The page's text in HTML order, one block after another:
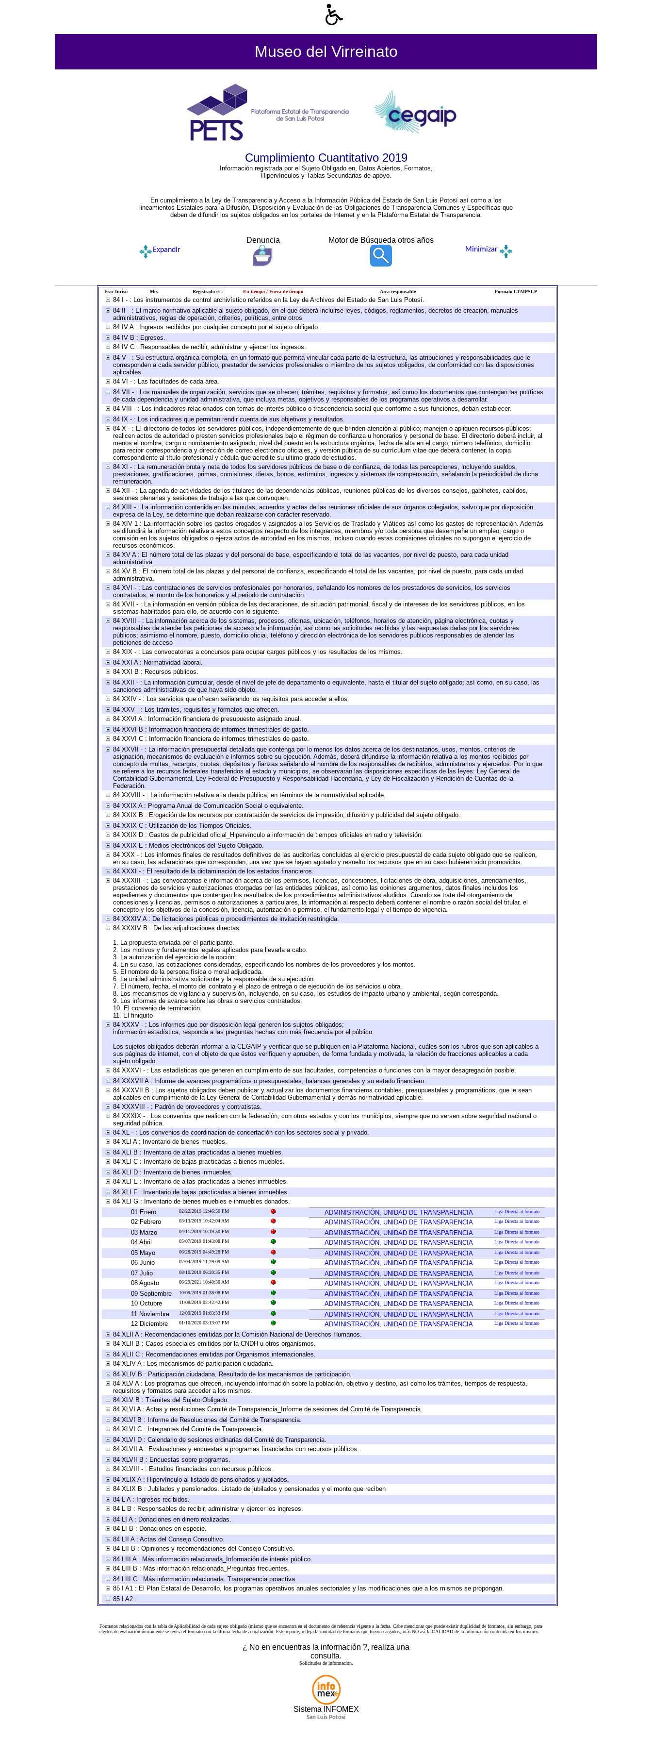
Museo del Virreinato
Cumplimiento Cuantitativo 2019
Información registrada por el Sujeto Obligado en, Datos Abiertos, Formatos,
Hipervínculos y Tablas Secundarias de apoyo.
En cumplimiento a la Ley de Transparencia y Acceso a la Información Pública del Estado de San Luis Potosí así como a los
lineamientos Estatales para la Difusión, Disposición y Evaluación de las Obligaciones de Transparencia Comunes y Específicas que
deben de difundir los sujetos obligados en los portales de Internet y en la Plataforma Estatal de Transparencia.
Denuncia Motor de Búsqueda otros años
Expandir Minimizar
Frac-Inciso Mes Registrado el : En tiempo / Fuera de tiempo Area responsable Formato LTAIPSLP
84 I - : Los instrumentos de control archivístico referidos en la Ley de Archivos del Estado de San Luis Potosí.
84 II - : El marco normativo aplicable al sujeto obligado, en el que deberá incluirse leyes, códigos, reglamentos, decretos de creación, manuales
administrativos, reglas de operación, criterios, políticas, entre otros
84 IV A : Ingresos recibidos por cualquier concepto por el sujeto obligado.
84 IV B : Egresos.
84 IV C : Responsables de recibir, administrar y ejercer los ingresos.
84 V - : Su estructura orgánica completa, en un formato que permita vincular cada parte de la estructura, las atribuciones y responsabilidades que le
corresponden a cada servidor público, prestador de servicios profesionales o miembro de los sujetos obligados, de conformidad con las disposiciones
aplicables.
84 VI - : Las facultades de cada área.
84 VII - : Los manuales de organización, servicios que se ofrecen, trámites, requisitos y formatos, así como los documentos que contengan las políticas
de cada dependencia y unidad administrativa, que incluya metas, objetivos y responsables de los programas operativos a desarrollar.
84 VIII - : Los indicadores relacionados con temas de interés público o trascendencia social que conforme a sus funciones, deban establecer.
84 IX - : Los indicadores que permitan rendir cuenta de sus objetivos y resultados.
84 X - : El directorio de todos los servidores públicos, independientemente de que brinden atención al público; manejen o apliquen recursos públicos;
realicen actos de autoridad o presten servicios profesionales bajo el régimen de confianza u honorarios y personal de base. El directorio deberá incluir, al
menos el nombre, cargo o nombramiento asignado, nivel del puesto en la estructura orgánica, fecha de alta en el cargo, número telefónico, domicilio
para recibir correspondencia y dirección de correo electrónico oficiales, y versión pública de su currículum vitae que deberá contener, la copia
correspondiente al título profesional y cédula que acredite su ultimo grado de estudios.
84 XI - : La remuneración bruta y neta de todos los servidores públicos de base o de confianza, de todas las percepciones, incluyendo sueldos,
prestaciones, gratificaciones, primas, comisiones, dietas, bonos, estímulos, ingresos y sistemas de compensación, señalando la periodicidad de dicha
remuneración.
84 XII - : La agenda de actividades de los titulares de las dependencias públicas, reuniones públicas de los diversos consejos, gabinetes, cabildos,
sesiones plenarias y sesiones de trabajo a las que convoquen.
84 XIII - : La información contenida en las minutas, acuerdos y actas de las reuniones oficiales de sus órganos colegiados, salvo que por disposición
expresa de la Ley, se determine que deban realizarse con carácter reservado.
84 XIV 1 : La información sobre los gastos erogados y asignados a los Servicios de Traslado y Viáticos así como los gastos de representación. Además
se difundirá la información relativa a estos conceptos respecto de los integrantes, miembros y/o toda persona que desempeñe un empleo, cargo o
comisión en los sujetos obligados o ejerza actos de autoridad en los mismos, incluso cuando estas comisiones oficiales no supongan el ejercicio de
recursos económicos.
84 XV A : El número total de las plazas y del personal de base, especificando el total de las vacantes, por nivel de puesto, para cada unidad
administrativa.
84 XV B : El número total de las plazas y del personal de confianza, especificando el total de las vacantes, por nivel de puesto, para cada unidad
administrativa.
84 XVI - : Las contrataciones de servicios profesionales por honorarios, señalando los nombres de los prestadores de servicios, los servicios
contratados, el monto de los honorarios y el periodo de contratación.
84 XVII - : La información en versión pública de las declaraciones, de situación patrimonial, fiscal y de intereses de los servidores públicos, en los
sistemas habilitados para ello, de acuerdo con lo siguiente.
84 XVIII - : La información acerca de los sistemas, procesos, oficinas, ubicación, teléfonos, horarios de atención, página electrónica, cuotas y
responsables de atender las peticiones de acceso a la información, así como las solicitudes recibidas y las respuestas dadas por los servidores
públicos; asimismo el nombre, puesto, domicilio oficial, teléfono y dirección electrónica de los servidores públicos responsables de atender las
peticiones de acceso
84 XIX - : Las convocatorias a concursos para ocupar cargos públicos y los resultados de los mismos.
84 XXI A : Normatividad laboral.
84 XXI B : Recursos públicos.
84 XXII - : La información curricular, desde el nivel de jefe de departamento o equivalente, hasta el titular del sujeto obligado; así como, en su caso, las
sanciones administrativas de que haya sido objeto.
84 XXIV - : Los servicios que ofrecen señalando los requisitos para acceder a ellos.
84 XXV - : Los trámites, requisitos y formatos que ofrecen.
84 XXVI A : Información financiera de presupuesto asignado anual.
84 XXVI B : Información financiera de informes trimestrales de gasto.
84 XXVI C : Información financiera de informes trimestrales de gasto.
84 XXVII - : La información presupuestal detallada que contenga por lo menos los datos acerca de los destinatarios, usos, montos, criterios de
asignación, mecanismos de evaluación e informes sobre su ejecución. Además, deberá difundirse la información relativa a los montos recibidos por
concepto de multas, recargos, cuotas, depósitos y fianzas señalando el nombre de los responsables de recibirlos, administrarlos y ejercerlos. Por lo que
se refiere a los recursos federales transferidos al estado y municipios, se observarán las disposiciones específicas de las leyes: Ley General de
Contabilidad Gubernamental, Ley Federal de Presupuesto y Responsabilidad Hacendaria, y Ley de Fiscalización y Rendición de Cuentas de la
Federación.
84 XXVIII - : La información relativa a la deuda pública, en términos de la normatividad aplicable.
84 XXIX A : Programa Anual de Comunicación Social o equivalente.
84 XXIX B : Erogación de los recursos por contratación de servicios de impresión, difusión y publicidad del sujeto obligado.
84 XXIX C : Utilización de los Tiempos Oficiales.
84 XXIX D : Gastos de publicidad oficial_Hipervínculo a información de tiempos oficiales en radio y televisión.
84 XXIX E : Medios electrónicos del Sujeto Obligado.
84 XXX - : Los informes finales de resultados definitivos de las auditorías concluidas al ejercicio presupuestal de cada sujeto obligado que se realicen,
en su caso, las aclaraciones que correspondan; una vez que se hayan agotado y resuelto los recursos que en su caso hubieren sido promovidos.
84 XXXI - : El resultado de la dictaminación de los estados financieros.
84 XXXIII - : Las convocatorias e información acerca de los permisos, licencias, concesiones, licitaciones de obra, adquisiciones, arrendamientos,
prestaciones de servicios y autorizaciones otorgadas por las entidades públicas, así como las opiniones argumentos, datos finales incluidos los
expedientes y documentos que contengan los resultados de los procedimientos administrativos aludidos. Cuando se trate del otorgamiento de
concesiones y licencias, permisos o autorizaciones a particulares, la información al respecto deberá contener el nombre o razón social del titular, el
concepto y los objetivos de la concesión, licencia, autorización o permiso, el fundamento legal y el tiempo de vigencia.
84 XXXIV A : De licitaciones públicas o procedimientos de invitación restringida.
84 XXXIV B : De las adjudicaciones directas:
1. La propuesta enviada por el participante.
2. Los motivos y fundamentos legales aplicados para llevarla a cabo.
3. La autorización del ejercicio de la opción.
4. En su caso, las cotizaciones consideradas, especificando los nombres de los proveedores y los montos.
5. El nombre de la persona física o moral adjudicada.
6. La unidad administrativa solicitante y la responsable de su ejecución.
7. El número, fecha, el monto del contrato y el plazo de entrega o de ejecución de los servicios u obra.
8. Los mecanismos de vigilancia y supervisión, incluyendo, en su caso, los estudios de impacto urbano y ambiental, según corresponda.
9. Los informes de avance sobre las obras o servicios contratados.
10. El convenio de terminación.
11. El finiquito
84 XXXV - : Los informes que por disposición legal generen los sujetos obligados;
información estadística, responda a las preguntas hechas con más frecuencia por el público.
Los sujetos obligados deberán informar a la CEGAIP y verificar que se publiquen en la Plataforma Nacional, cuáles son los rubros que son aplicables a
sus páginas de internet, con el objeto de que éstos verifiquen y aprueben, de forma fundada y motivada, la relación de fracciones aplicables a cada
sujeto obligado.
84 XXXVI - : Las estadísticas que generen en cumplimiento de sus facultades, competencias o funciones con la mayor desagregación posible.
84 XXXVII A : Informe de avances programáticos o presupuestales, balances generales y su estado financiero.
84 XXXVII B : Los sujetos obligados deben publicar y actualizar los documentos financieros contables, presupuestales y programáticos, que le sean
aplicables en cumplimiento de la Ley General de Contabilidad Gubernamental y demás normatividad aplicable.
84 XXXVIII - : Padrón de proveedores y contratistas.
84 XXXIX - : Los convenios que realicen con la federación, con otros estados y con los municipios, siempre que no versen sobre seguridad nacional o
seguridad pública.
84 XL - : Los convenios de coordinación de concertación con los sectores social y privado.
84 XLI A : Inventario de bienes muebles.
84 XLI B : Inventario de altas practicadas a bienes muebles.
84 XLI C : Inventario de bajas practicadas a bienes muebles.
84 XLI D : Inventario de bienes inmuebles.
84 XLI E : Inventario de altas practicadas a bienes inmuebles.
84 XLI F : Inventario de bajas practicadas a bienes inmuebles.
84 XLI G : Inventario de bienes muebles e inmuebles donados.
01 Enero
02/22/2019 12:46:50 PM ADMINISTRACIÓN, UNIDAD DE TRANSPARENCIA Liga Directa al formato
02 Febrero 03/13/2019 10:42:04 AM ADMINISTRACIÓN, UNIDAD DE TRANSPARENCIA Liga Directa al formato
03 Marzo 04/11/2019 10:19:50 PM ADMINISTRACIÓN, UNIDAD DE TRANSPARENCIA Liga Directa al formato
04 Abril 05/07/2019 01:43:08 PM ADMINISTRACIÓN, UNIDAD DE TRANSPARENCIA Liga Directa al formato
05 Mayo 06/28/2019 04:49:28 PM ADMINISTRACIÓN, UNIDAD DE TRANSPARENCIA Liga Directa al formato
06 Junio 07/04/2019 11:29:09 AM ADMINISTRACIÓN, UNIDAD DE TRANSPARENCIA Liga Directa al formato
07 Julio 08/10/2019 06:20:35 PM ADMINISTRACIÓN, UNIDAD DE TRANSPARENCIA Liga Directa al formato
08 Agosto 06/29/2021 10:40:30 AM ADMINISTRACIÓN, UNIDAD DE TRANSPARENCIA Liga Directa al formato
09 Septiembre 10/09/2019 01:38:08 PM ADMINISTRACIÓN, UNIDAD DE TRANSPARENCIA Liga Directa al formato
10 Octubre 11/08/2019 02:42:42 PM ADMINISTRACIÓN, UNIDAD DE TRANSPARENCIA Liga Directa al formato
11 Noviembre 12/09/2019 01:03:33 PM ADMINISTRACIÓN, UNIDAD DE TRANSPARENCIA Liga Directa al formato
12 Diciembre 01/10/2020 03:13:07 PM ADMINISTRACIÓN, UNIDAD DE TRANSPARENCIA Liga Directa al formato
84 XLII A : Recomendaciones emitidas por la Comisión Nacional de Derechos Humanos.
84 XLII B : Casos especiales emitidos por la CNDH u otros organismos.
84 XLII C : Recomendaciones emitidas por Organismos internacionales.
84 XLIV A : Los mecanismos de participación ciudadana.
84 XLIV B : Participación ciudadana, Resultado de los mecanismos de participación.
84 XLV A : Los programas que ofrecen, incluyendo información sobre la población, objetivo y destino, así como los trámites, tiempos de respuesta,
requisitos y formatos para acceder a los mismos.
84 XLV B : Trámites del Sujeto Obligado.
84 XLVI A : Actas y resoluciones Comité de Transparencia_Informe de sesiones del Comité de Transparencia.
84 XLVI B : Informe de Resoluciones del Comité de Transparencia.
84 XLVI C : Integrantes del Comité de Transparencia.
84 XLVI D : Calendario de sesiones ordinarias del Comité de Transparencia.
84 XLVII A : Evaluaciones y encuestas a programas financiados con recursos públicos.
84 XLVII B : Encuestas sobre programas.
84 XLVIII - : Estudios financiados con recursos públicos.
84 XLIX A : Hipervínculo al listado de pensionados y jubilados.
84 XLIX B : Jubilados y pensionados. Listado de jubilados y pensionados y el monto que reciben
84 L A : Ingresos recibidos.
84 L B : Responsables de recibir, administrar y ejercer los ingresos.
84 LI A : Donaciones en dinero realizadas.
84 LI B : Donaciones en especie.
84 LII A : Actas del Consejo Consultivo.
84 LII B : Opiniones y recomendaciones del Consejo Consultivo.
84 LIII A : Más información relacionada_Información de interés público.
84 LIII B : Más información relacionada_Preguntas frecuentes.
84 LIII C : Más información relacionada. Transparencia proactiva.
85 I A1 : El Plan Estatal de Desarrollo, los programas operativos anuales sectoriales y las modificaciones que a los mismos se propongan.
85 I A2 :
Formatos relacionados con la tabla de Aplicabilidad de cada sujeto obligado (mismo que se encuentra en el documento de referenciavigente a la fecha. Cabe mencionar que puede existir duplicidad de formatos, sin embargo, para
efectos de evaluación únicamente se revisa el formato con la última fecha de actualización. Este reporte, refleja la cantidad de formatos que fueron cargados, más NO así la CALIDAD de la información contenida en los mismos.
¿ No en encuentras la información ?, realiza una
consulta.
Solicitudes de información.
Sistema INFOMEX
San Luis Potosí